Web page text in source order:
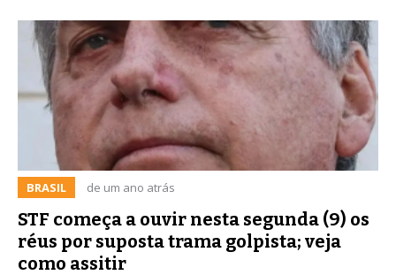
BRASIL de um ano atrás
STF começa a ouvir nesta segunda (9) os
réus por suposta trama golpista; veja
como assitir